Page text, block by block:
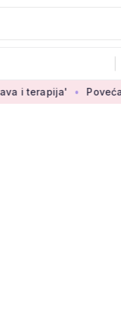
Povećanje